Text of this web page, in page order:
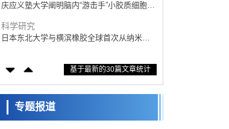
庆应义塾大学阐明脑内“游击手”小胶质细胞包
阿尔茨海默病等疾病疗法
科学研究
日本东北大学与横滨橡胶全球首次从纳米尺
道路
近畿大学等发现植物染料“日本茜”的红色成分
料
群马大学开发针对难治性癫痫的新型基因疗
法，利用超小型GAD67启动子抑制发作
科学研究
基于最新的30篇文章统计
专题报道